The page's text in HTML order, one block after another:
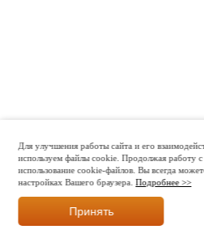
Для улучшения работы сайта и его
используем файлы cookie. Продолжая работу
использование cookie-файлов. Вы всегда
настройках Вашего браузера.Подробнее >>
Принять